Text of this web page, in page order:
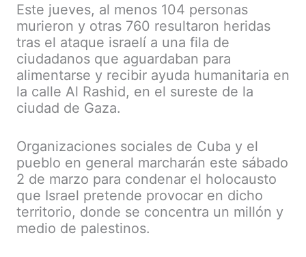
Este jueves, al menos 104 personas
murieron y otras 760 resultaron heridas
tras el ataque israelí a una fila de
ciudadanos que aguardaban para
alimentarse y recibir ayuda humanitaria en
la calle Al Rashid, en el sureste de la
ciudad de Gaza.
Organizaciones sociales de Cuba y el
pueblo en general marcharán este sábado
2 de marzo para condenar el holocausto
que Israel pretende provocar en dicho
territorio, donde se concentra un millón y
medio de palestinos.